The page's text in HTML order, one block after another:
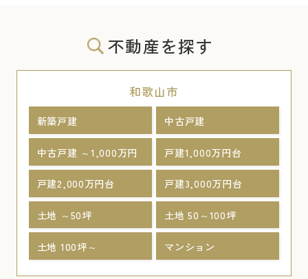
不動産を探す
和歌山市
新築戸建 中古戸建
中古戸建 ～1,000万円 戸建1,000万円台
戸建2,000万円台 戸建3,000万円台
土地 ～50坪 土地 50～100坪
土地 100坪～ マンション